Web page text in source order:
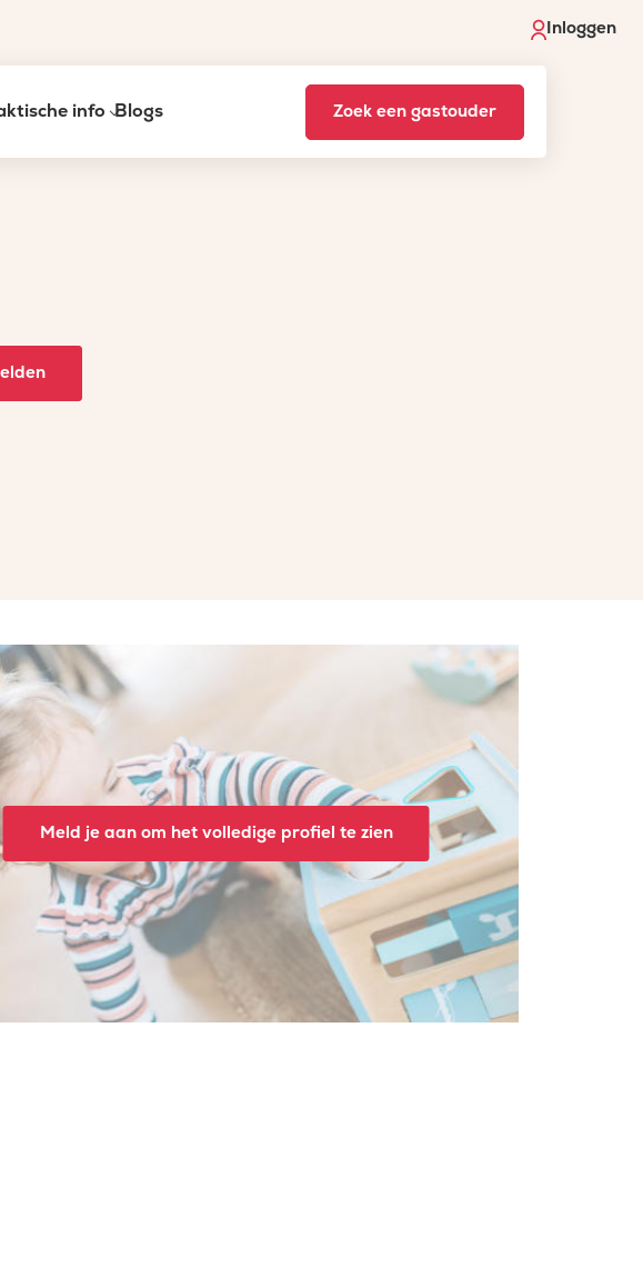
Inloggen
info Blogs Zoek een gastouder
Meld je aan om het volledige profiel te zien